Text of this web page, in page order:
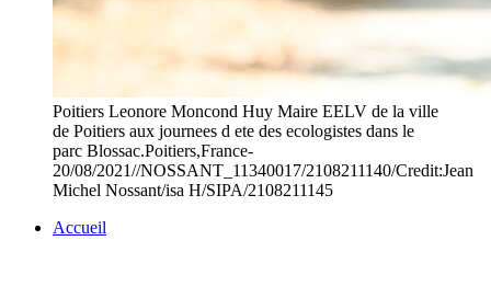
Poitiers Leonore Moncond Huy Maire EELV de la ville
de Poitiers aux journees d ete des ecologistes dans le
parc Blossac.Poitiers,France-
20/08/2021//NOSSANT_11340017/2108211140/Credit:Jean
Michel Nossant/isa H/SIPA/2108211145
Accueil